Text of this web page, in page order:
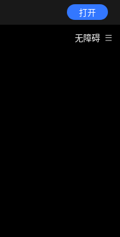
打开
无障碍